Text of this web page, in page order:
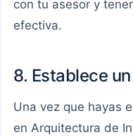
con tu asesor y
efectiva.
8. Establece
Una vez que hayas
en Arquitectura de